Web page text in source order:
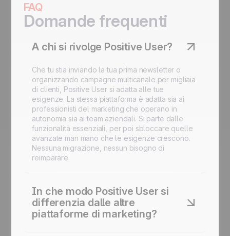
FAQ
Domande frequenti
A chi si rivolge Positive User?
Che tu stia inviando la tua prima newsletter o
organizzando campagne multicanale per migliaia
di clienti, Positive User si adatta alle tue
esigenze. La stessa piattaforma è adatta sia ai
professionisti del marketing che operano in
autonomia sia ai team aziendali. Si parte dalle
funzionalità essenziali, per poi sbloccare quelle
avanzate man mano che le esigenze crescono.
Nessuna migrazione, nessun bisogno di
reimparare.
In che modo Positive User si
differenzia dalle altre
piattaforme di marketing?